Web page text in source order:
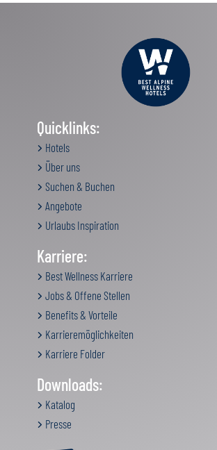
Quicklinks:
Hotels
Über uns
Suchen & Buchen
Angebote
Urlaubs Inspiration
Karriere:
Best Wellness Karriere
Jobs & Offene Stellen
Benefits & Vorteile
Karrieremöglichkeiten
Karriere Folder
Downloads:
Katalog
Presse